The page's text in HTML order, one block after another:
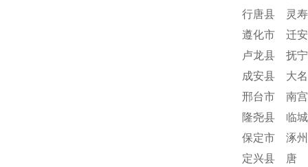
行唐县 灵
遵化市 迁
卢龙县 抚
成安县 大
邢台市 南
隆尧县 临
保定市 涿
定兴县 唐